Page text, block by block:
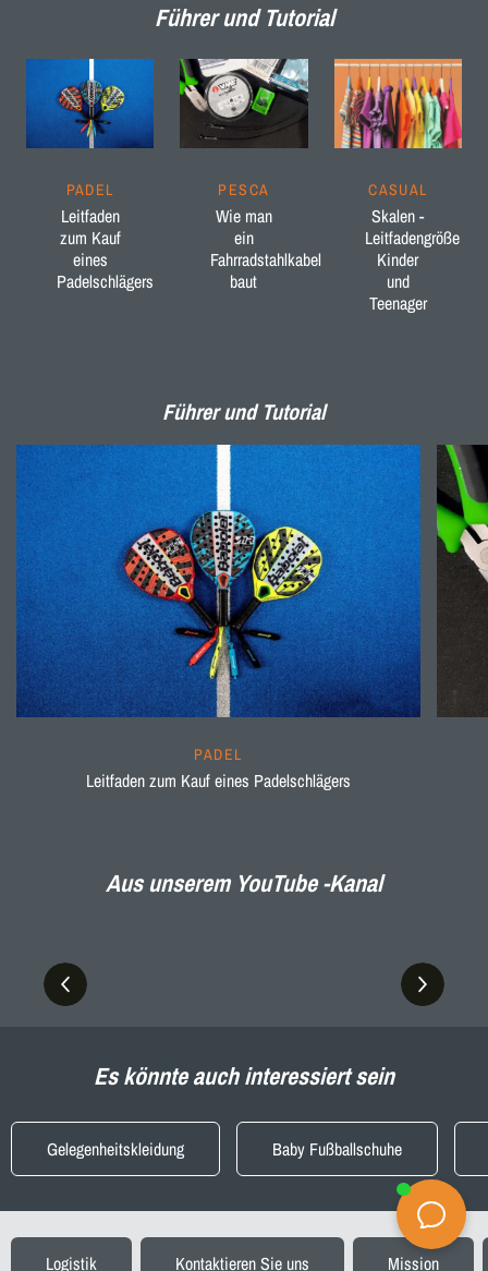
Führer und Tutorial
PADEL
Leitfaden
zum Kauf
eines
Padelschlägers
PESCA
Wie man
ein
Fahrradstahlkabel
baut
CASUAL
Skalen -
Leitfadengröße
Kinder
und
Teenager
Führer und Tutorial
PADEL
Leitfaden zum Kauf eines Padelschlägers
Aus unserem YouTube -Kanal
Es könnte auch interessiert sein
Gelegenheitskleidung Baby Fußballschuhe
Logistik Kontaktieren Sie uns Mission